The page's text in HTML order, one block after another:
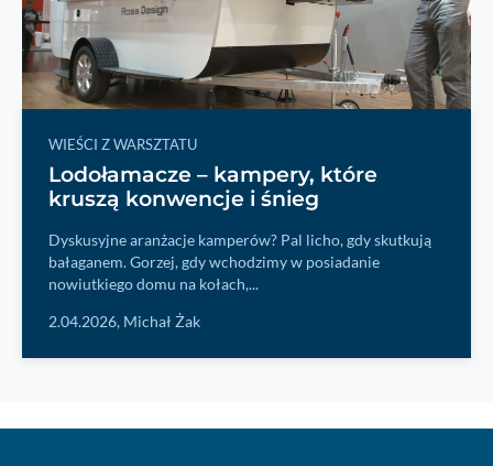
WIEŚCI Z WARSZTATU
Lodołamacze – kampery, które
kruszą konwencje i śnieg
Dyskusyjne aranżacje kamperów? Pal licho, gdy skutkują
bałaganem. Gorzej, gdy wchodzimy w posiadanie
nowiutkiego domu na kołach,...
2.04.2026, Michał Żak